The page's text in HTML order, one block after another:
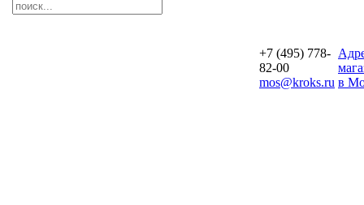
+7 (495) 778-
82-00
mos@kroks.ru в